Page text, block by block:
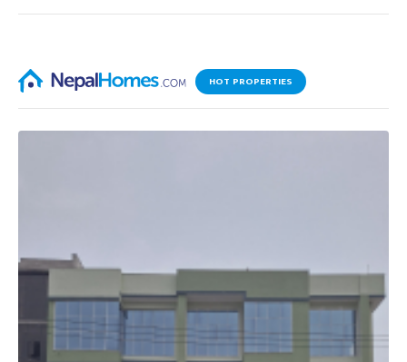
HOT PROPERTIES